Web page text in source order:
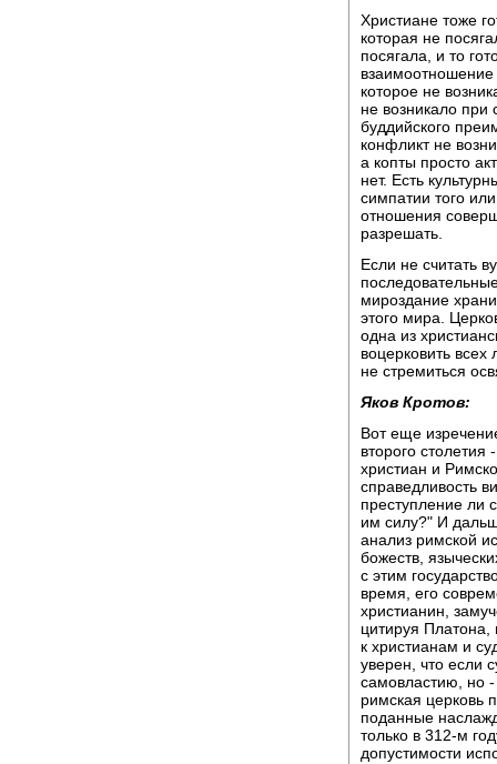
Христиане тоже
которая не
посягала, и то
которое не
не возникало при
буддийского
конфликт не
а копты просто
нет. Есть
симпатии того
отношения
разрешать.
Если не считать
мироздание
этого мира.
одна из
воцерковить
не стремиться
Яков Кротов:
Вот еще
второго
христиан и
справедливость
преступление ли
им силу?" И
анализ римской
божеств,
с этим
время, его
христианин,
цитируя
к христианам и
уверен, что если
самовластию, но -
римская церковь
поданные
только в 312-м
допустимости